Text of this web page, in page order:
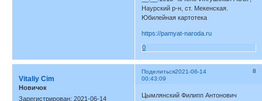
Наурский р-н, ст. Мекенская.
Юбилейная картотека
https://pamyat-naroda.ru
0
Поделиться 8
2021-06-14
00:43:09
Vitaliy Cim
Новичок
Зарегистрирован: 2021-06-14
Цымлянский Филипп Антонович